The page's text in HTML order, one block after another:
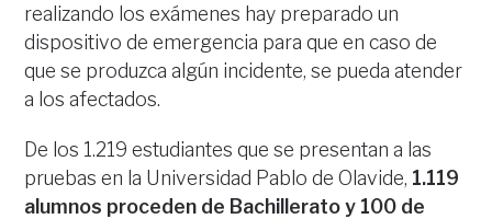
realizando los exámenes hay preparado un
dispositivo de emergencia para que en caso de
que se produzca algún incidente, se pueda atender
a los afectados.
De los 1.219 estudiantes que se presentan a las
pruebas en la Universidad Pablo de Olavide, 1.119
alumnos proceden de Bachillerato y 100 de